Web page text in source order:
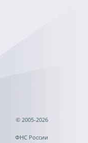
© 2005-2026
ФНС России